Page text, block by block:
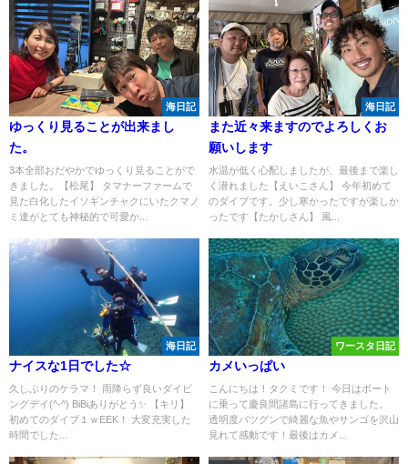
海日記
ゆっくり見ることが出来まし
た。
3本全部おだやかでゆっくり見ることがで
きました。【松尾】 タマナーファームで
見た白化したイソギンチャクにいたクマノ
ミ達がとても神秘的で可愛か...
海日記
また近々来ますのでよろしくお
願いします
水温が低く心配しましたが、最後まで楽し
く潜れました【えいこさん】 今年初めて
のダイブです。少し寒かったですが楽しか
ったです【たかしさん】 風...
海日記
ナイスな1日でした☆
久しぶりのケラマ！ 雨降らず良いダイビ
ングデイ(^-^) BiBiありがとう✨ 【キリ】
初めてのダイブ１ｗEEK！ 大変充実した
時間でした...
ワースタ日記
カメいっぱい
こんにちは！タクミです！ 今日はボート
に乗って慶良間諸島に行ってきました。
透明度バツグンで綺麗な魚やサンゴを沢山
見れて感動です！最後はカメ...